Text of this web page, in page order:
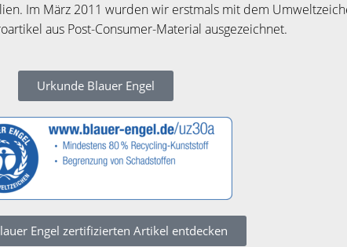
Im März 2011 wurden wir erstmals mit dem
aus Post-Consumer-Material ausgezeichnet.
Urkunde Blauer Engel
Engel zertifizierten Artikel entdecken